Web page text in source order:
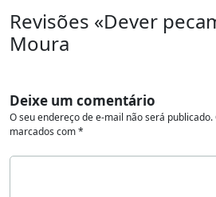
Revisões «Dever
Moura
Deixe um comentário
O seu endereço de e-mail não será publicado.
marcados com*